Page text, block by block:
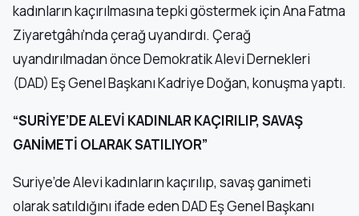
kadınların kaçırılmasına tepki göstermek için Ana Fatma
Ziyaretgâhı’nda çerağ uyandırdı. Çerağ
uyandırılmadan önce Demokratik Alevi Dernekleri
(DAD) Eş Genel Başkanı Kadriye Doğan, konuşma yaptı.
“SURİYE’DE ALEVİ KADINLAR KAÇIRILIP, SAVAŞ
GANİMETİ OLARAK SATILIYOR”
Suriye’de Alevi kadınların kaçırılıp, savaş ganimeti
olarak satıldığını ifade eden DAD Eş Genel Başkanı